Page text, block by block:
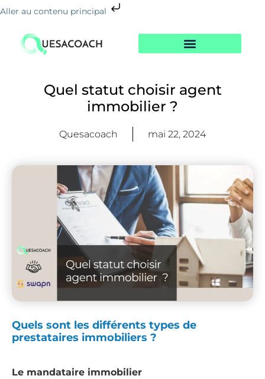
Aller au contenu principal
Quel statut choisir agent
immobilier ?
Quesacoach mai 22, 2024
Quels sont les différents types de
prestataires immobiliers ?
Le mandataire immobilier